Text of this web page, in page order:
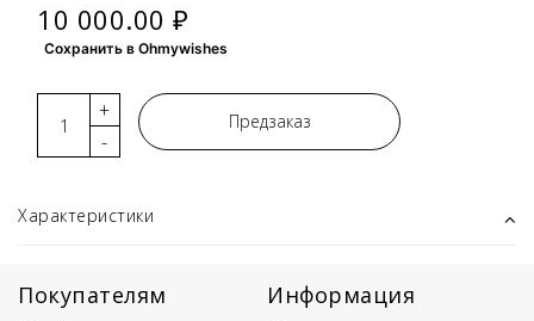
10 000.00 ₽
Сохранить в Ohmywishes
-
+ Предзаказ
Характеристики
Покупателям Информация